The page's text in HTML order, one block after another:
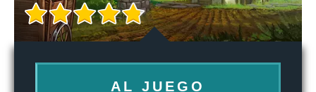
AL JUEGO